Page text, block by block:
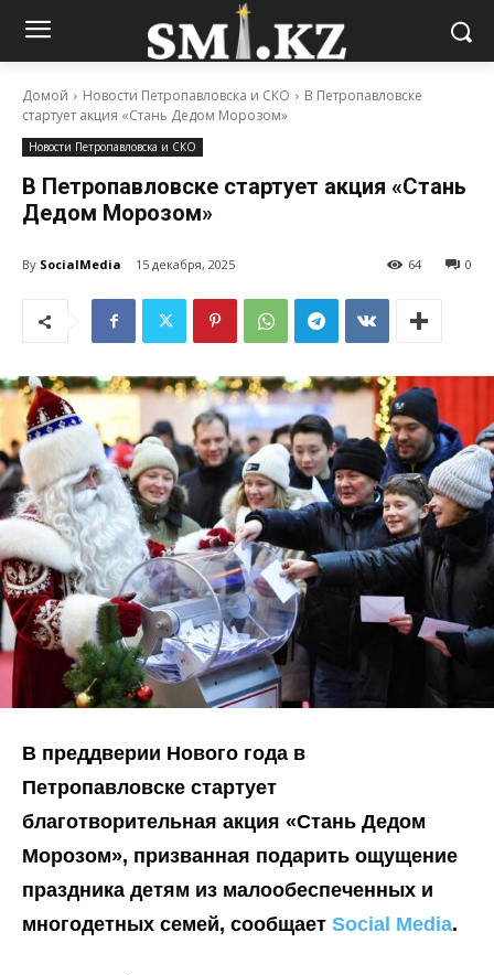
Домой Новости Петропавловска и СКО
В Петропавловске
стартует акция «Стань Дедом Морозом»
Новости Петропавловска и СКО
В Петропавловске стартует акция «Стань
Дедом Морозом»
By SocialMedia 15 декабря, 2025 0
64
В преддверии Нового года в
Петропавловске стартует
благотворительная акция «Стань Дедом
Морозом», призванная подарить ощущение
праздника детям из малообеспеченных и
многодетных семей, сообщает Social Media.